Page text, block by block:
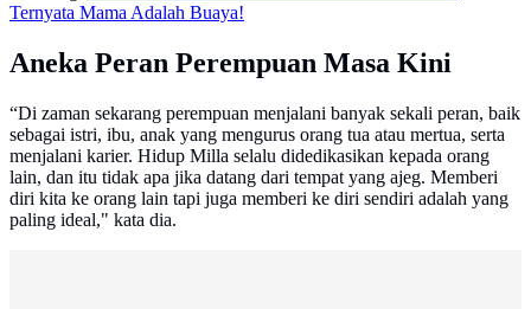
Ternyata Mama Adalah Buaya!
Aneka Peran Perempuan Masa Kini
“Di zaman sekarang perempuan menjalani banyak sekali peran, baik
sebagai istri, ibu, anak yang mengurus orang tua atau mertua, serta
menjalani karier. Hidup Milla selalu didedikasikan kepada orang
lain, dan itu tidak apa jika datang dari tempat yang ajeg. Memberi
diri kita ke orang lain tapi juga memberi ke diri sendiri adalah yang
paling ideal," kata dia.